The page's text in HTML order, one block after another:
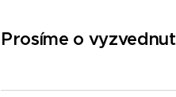
Prosíme o